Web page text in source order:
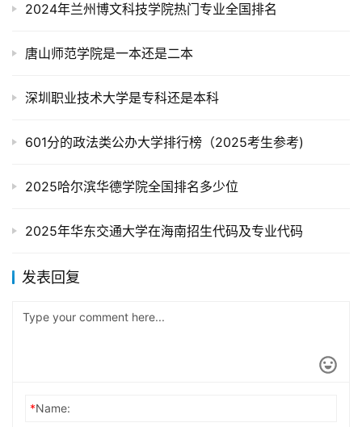
2024年兰州博文科技学院热门专业全国排名
唐山师范学院是一本还是二本
深圳职业技术大学是专科还是本科
601分的政法类公办大学排行榜（2025考生参考)
2025哈尔滨华德学院全国排名多少位
2025年华东交通大学在海南招生代码及专业代码
发表回复
*Name: